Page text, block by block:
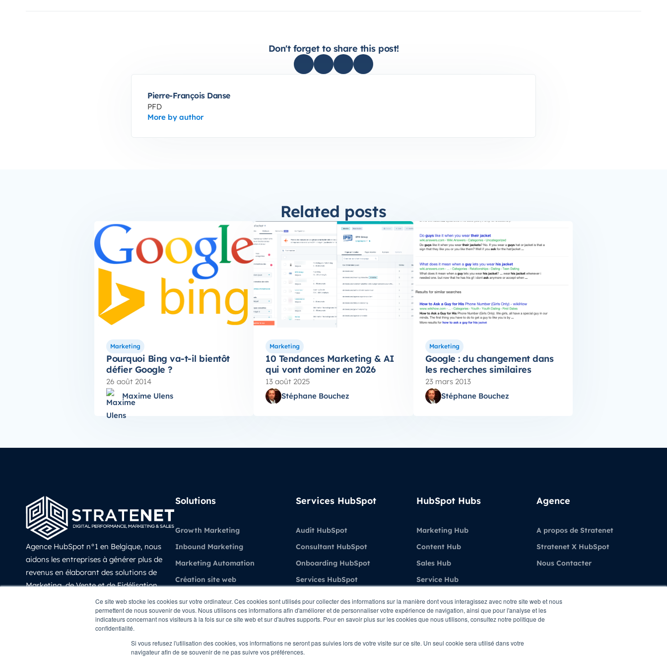
Ce site web stocke les cookies sur votre ordinateur. Ces cookies sont utilisés pour collecter des informations sur la manière dont vous interagissez avec notre site web et nous
permettent de nous souvenir de vous. Nous utilisons ces informations afin d'améliorer et de personnaliser votre expérience de navigation, ainsi que pour l'analyse et les
indicateurs concernant nos visiteurs à la fois sur ce site web et sur d'autres supports. Pour en savoir plus sur les cookies que nous utilisons, consultez notre politique de
confidentialité.
Si vous refusez l'utilisation des cookies, vos informations ne seront pas suivies lors de votre visite sur ce site. Un seul cookie sera utilisé dans votre
navigateur afin de se souvenir de ne pas suivre vos préférences.
Don't forget to share this post!
Pierre-François Danse
PFD
More by author
Related posts
Marketing
Pourquoi Bing va-t-il bientôt
défier Google ?
26 août 2014
Maxime Ulens
Marketing
10 Tendances Marketing & AI
qui vont dominer en 2026
13 août 2025
Stéphane Bouchez
Marketing
Google : du changement dans
les recherches similaires
23 mars 2013
Stéphane Bouchez
Agence HubSpot n°1 en Belgique, nous
aidons les entreprises à générer plus de
revenus en élaborant des solutions de
Marketing, de Vente et de Fidélisation
prédictives, évolutives et mesurable avec
Solutions
Growth Marketing
Inbound Marketing
Marketing Automation
Création site web
Experience Client
Services HubSpot
Audit HubSpot
Consultant HubSpot
Onboarding HubSpot
Services HubSpot
HubSpot
HubSpot Hubs
Marketing Hub
Content Hub
Sales Hub
Service Hub
Agence
A propos de Stratenet
Stratenet X HubSpot
Nous Contacter